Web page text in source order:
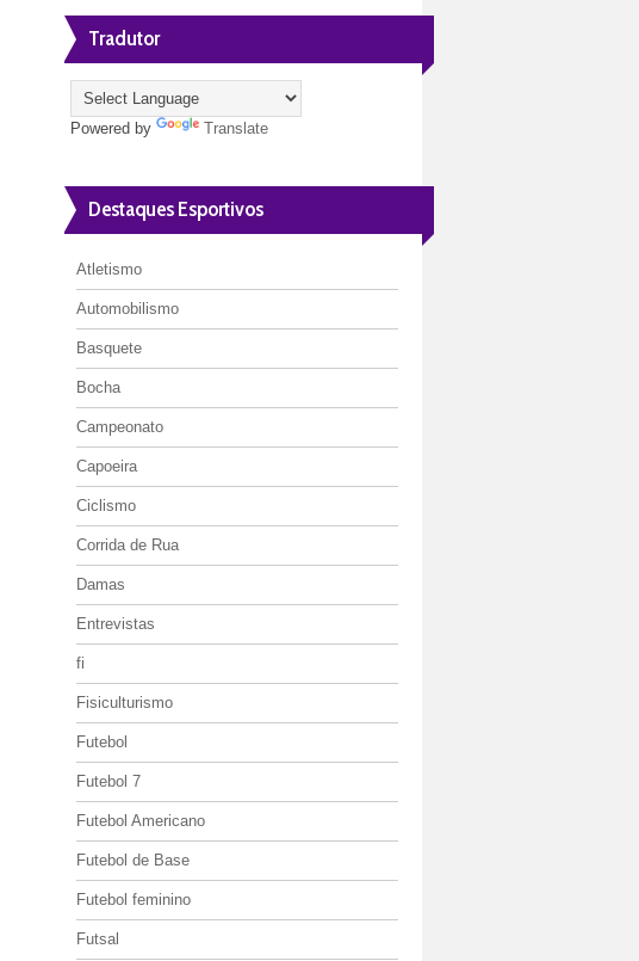
Tradutor
Powered by Translate
Destaques Esportivos
Atletismo
Automobilismo
Basquete
Bocha
Campeonato
Capoeira
Ciclismo
Corrida de Rua
Damas
Entrevistas
fi
Fisiculturismo
Futebol
Futebol 7
Futebol Americano
Futebol de Base
Futebol feminino
Futsal